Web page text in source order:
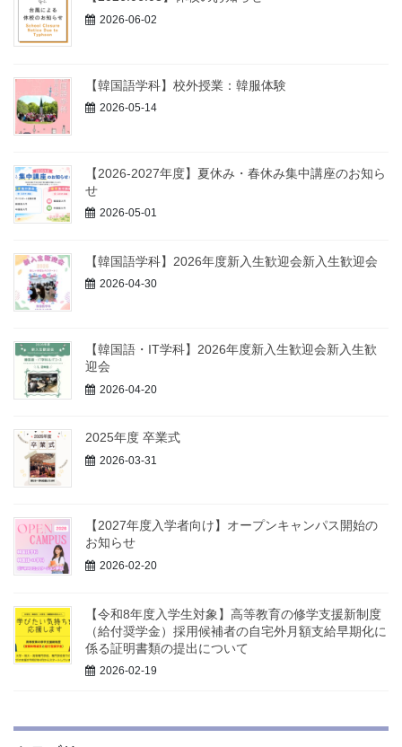
2026-06-02
【韓国語学科】校外授業：韓服体験
2026-05-14
【2026-2027年度】夏休み・春休み集中講座のお知ら
せ
2026-05-01
【韓国語学科】2026年度新入生歓迎会新入生歓迎会
2026-04-30
【韓国語・IT学科】2026年度新入生歓迎会新入生歓
迎会
2026-04-20
2025年度 卒業式
2026-03-31
【2027年度入学者向け】オープンキャンパス開始の
お知らせ
2026-02-20
【令和8年度入学生対象】高等教育の修学支援新制度
（給付奨学金）採用候補者の自宅外月額支給早期化に
係る証明書類の提出について
2026-02-19